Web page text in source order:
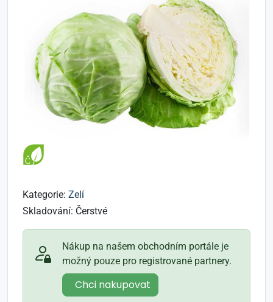
Kategorie: Zelí
Skladování: Čerstvé
Nákup na našem obchodním portále je
možný pouze pro registrované partnery.
Chci nakupovat